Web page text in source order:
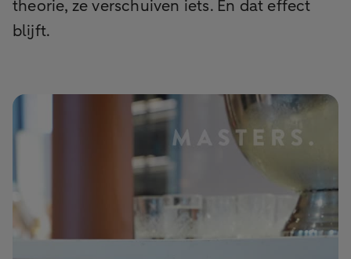
theorie, ze verschuiven iets. En dat effect
blijft.